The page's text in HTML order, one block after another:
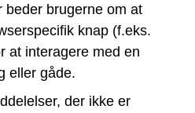
beder brugerne om at
knap (f.eks.
at interagere med en
eller gåde.
der ikke er